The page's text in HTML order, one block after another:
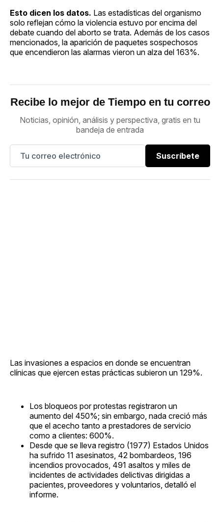
Esto dicen los datos. Las estadísticas del organismo
solo reflejan cómo la violencia estuvo por encima del
debate cuando del aborto se trata. Además de los casos
mencionados, la aparición de paquetes sospechosos
que encendieron las alarmas vieron un alza del 163%.
Recibe lo mejor de Tiempo en tu correo
Noticias, opinión, análisis y perspectiva, gratis en tu
bandeja de entrada
Suscríbete
Las invasiones a espacios en donde se encuentran
clínicas que ejercen estas prácticas subieron un 129%.
Los bloqueos por protestas registraron un
aumento del 450%; sin embargo, nada creció más
que el acecho tanto a prestadores de servicio
como a clientes: 600%.
Desde que se lleva registro (1977) Estados Unidos
ha sufrido 11 asesinatos, 42 bombardeos, 196
incendios provocados, 491 asaltos y miles de
incidentes de actividades delictivas dirigidas a
pacientes, proveedores y voluntarios, detalló el
informe.